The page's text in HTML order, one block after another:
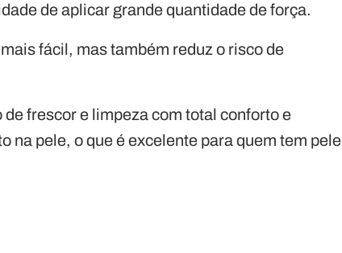
de aplicar grande quantidade de força.
fácil, mas também reduz o risco de
frescor e limpeza com total conforto e
na pele, o que é excelente para quem tem pele